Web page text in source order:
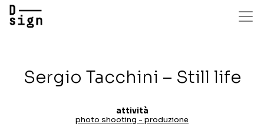
Sergio Tacchini – Still life
attività
photo shooting - produzione